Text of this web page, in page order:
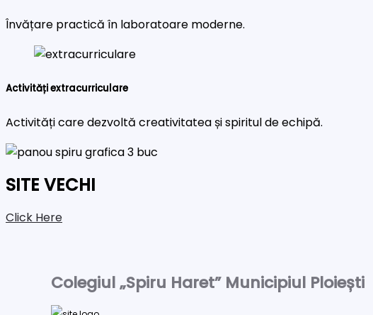
Învățare practică în laboratoare moderne.
Activități extracurriculare
Activități care dezvoltă creativitatea și spiritul de echipă.
SITE VECHI
Click Here
Colegiul „Spiru Haret” Municipiul Ploiești